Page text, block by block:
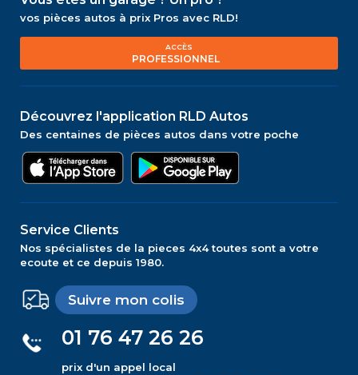
vos pièces autos à prix Pros avec RLD!
ACCÈS
PROFESSIONNEL
Découvrez l'application RLD Autos
Des centaines de pièces autos dans votre poche
Service Clients
Nos spécialistes de la pieces 4x4 toutes sont a votre
ecoute et ce depuis 1980.
Suivre mon colis
01 76 47 26 26
prix d'un appel local